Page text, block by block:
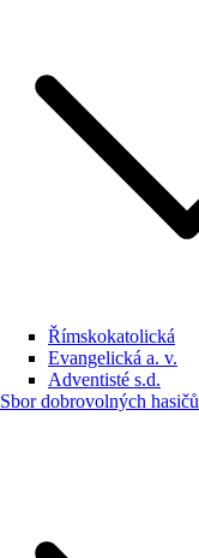
Římskokatolická
Evangelická a. v.
Adventisté s.d.
Sbor dobrovolných hasičů